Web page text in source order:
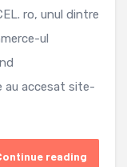
ro, unul dintre
ul
au accesat site-
reading